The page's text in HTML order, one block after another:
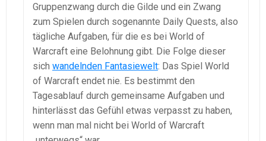
Gruppenzwang durch die Gilde und ein Zwang
zum Spielen durch sogenannte Daily Quests, also
tägliche Aufgaben, für die es bei World of
Warcraft eine Belohnung gibt. Die Folge dieser
sich wandelnden Fantasiewelt: Das Spiel World
of Warcraft endet nie. Es bestimmt den
Tagesablauf durch gemeinsame Aufgaben und
hinterlässt das Gefühl etwas verpasst zu haben,
wenn man mal nicht bei World of Warcraft